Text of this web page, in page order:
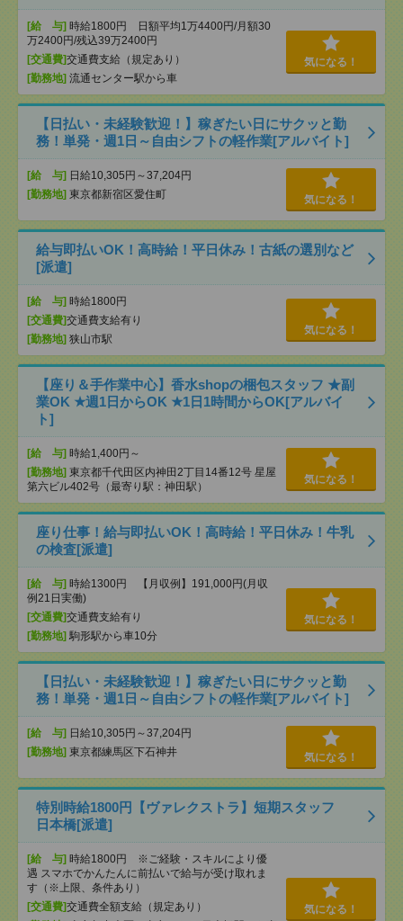
[給 与] 時給1800円 日額平均1万4400円/月額30
万2400円/残込39万2400円
[交通費]交通費支給（規定あり）
[勤務地] 流通センター駅から車
気になる！
【日払い・未経験歓迎！】稼ぎたい日にサクッと勤
務！単発・週1日～自由シフトの軽作業[アルバイト]
[給 与] 日給10,305円～37,204円
[勤務地] 東京都新宿区愛住町 気になる！
給与即払いOK！高時給！平日休み！古紙の選別など
[派遣]
[給 与] 時給1800円
[交通費]交通費支給有り
[勤務地] 狭山市駅
気になる！
【座り＆手作業中心】香水shopの梱包スタッフ ★副
業OK ★週1日からOK ★1日1時間からOK[アルバイ
ト]
[給 与] 時給1,400円～
[勤務地] 東京都千代田区内神田2丁目14番12号 星屋
第六ビル402号（最寄り駅：神田駅）
気になる！
座り仕事！給与即払いOK！高時給！平日休み！牛乳
の検査[派遣]
[給 与] 時給1300円 【月収例】191,000円(月収
例21日実働)
[交通費]交通費支給有り
[勤務地] 駒形駅から車10分
気になる！
【日払い・未経験歓迎！】稼ぎたい日にサクッと勤
務！単発・週1日～自由シフトの軽作業[アルバイト]
[給 与] 日給10,305円～37,204円
[勤務地] 東京都練馬区下石神井 気になる！
特別時給1800円【ヴァレクストラ】短期スタッフ
日本橋[派遣]
[給 与] 時給1800円 ※ご経験・スキルにより優
遇 スマホでかんたんに前払いで給与が受け取れま
す（※上限、条件あり）
[交通費]交通費全額支給（規定あり）
気になる！